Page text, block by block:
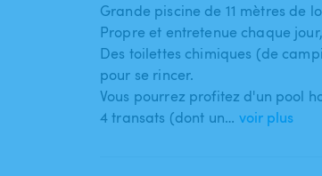
Grande piscine de 11 mètres de
Propre et entretenue chaque
Des toilettes chimiques (de
pour se rincer.
Vous pourrez profitez d'un pool
4 transats (dont un… voir plus